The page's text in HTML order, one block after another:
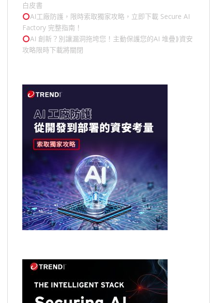
白皮書
AI工廠防護，限時索取獨家攻略，立即下載 Secure AI
Factory 完整指南！
AI 創新？別讓漏洞拖垮您！主動保護您的AI 堆疊⟫資安
攻略限時下載將關閉